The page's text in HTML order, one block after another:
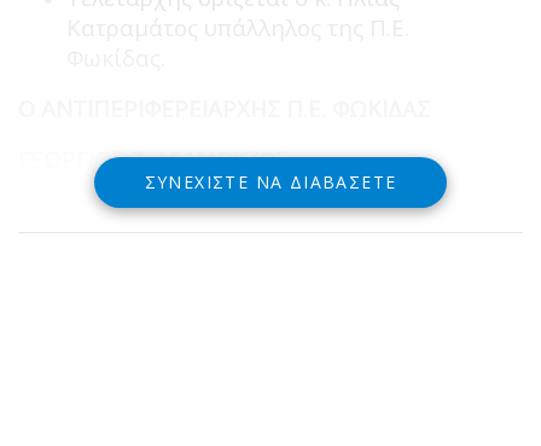
ΓΕΩΡΓΙΟΣ Ζ. ΔΕΛΜΟΥΖΟΣ
ΣΥΝΕΧΊΣΤΕ ΝΑ ΔΙΑΒΆΣΕΤΕ